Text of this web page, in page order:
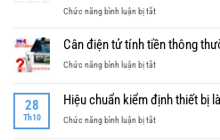
cân
điện
tốt
Chức năng bình luận bị tắtở
phẩm
cân
bàn
tử
không
thể
Cân điện tử tính tiền thông
Chức năng bình luận bị tắtở
điện
tử
tính
28
Th10
Hiệu chuẩn kiểm định thiết bị
Chức năng bình luận bị tắtở